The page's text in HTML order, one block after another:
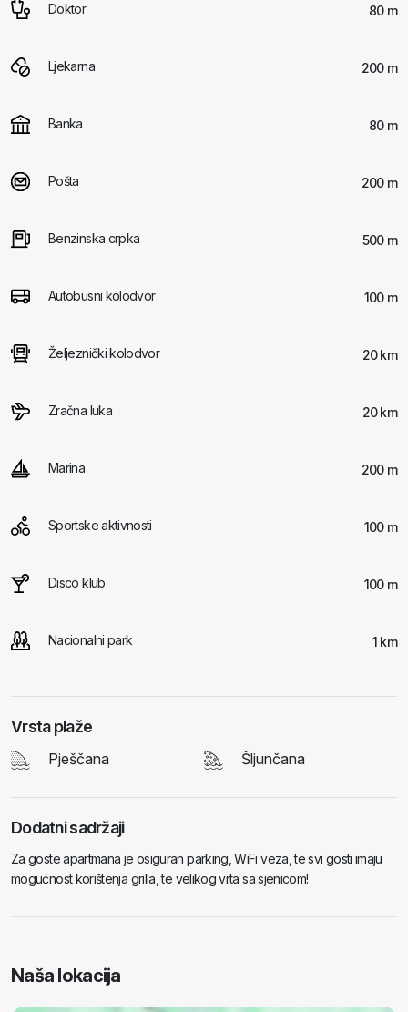
Doktor 80 m
Ljekarna 200 m
Banka 80 m
Pošta 200 m
Benzinska crpka 500 m
Autobusni kolodvor 100 m
Željeznički kolodvor 20 km
Zračna luka 20 km
Marina 200 m
Sportske aktivnosti 100 m
Disco klub 100 m
Nacionalni park 1 km
Vrsta plaže
Pješčana Šljunčana
Dodatni sadržaji
Za goste apartmana je osiguran parking, WiFi veza, te svi gosti imaju
mogućnost korištenja grilla, te velikog vrta sa sjenicom!
Naša lokacija